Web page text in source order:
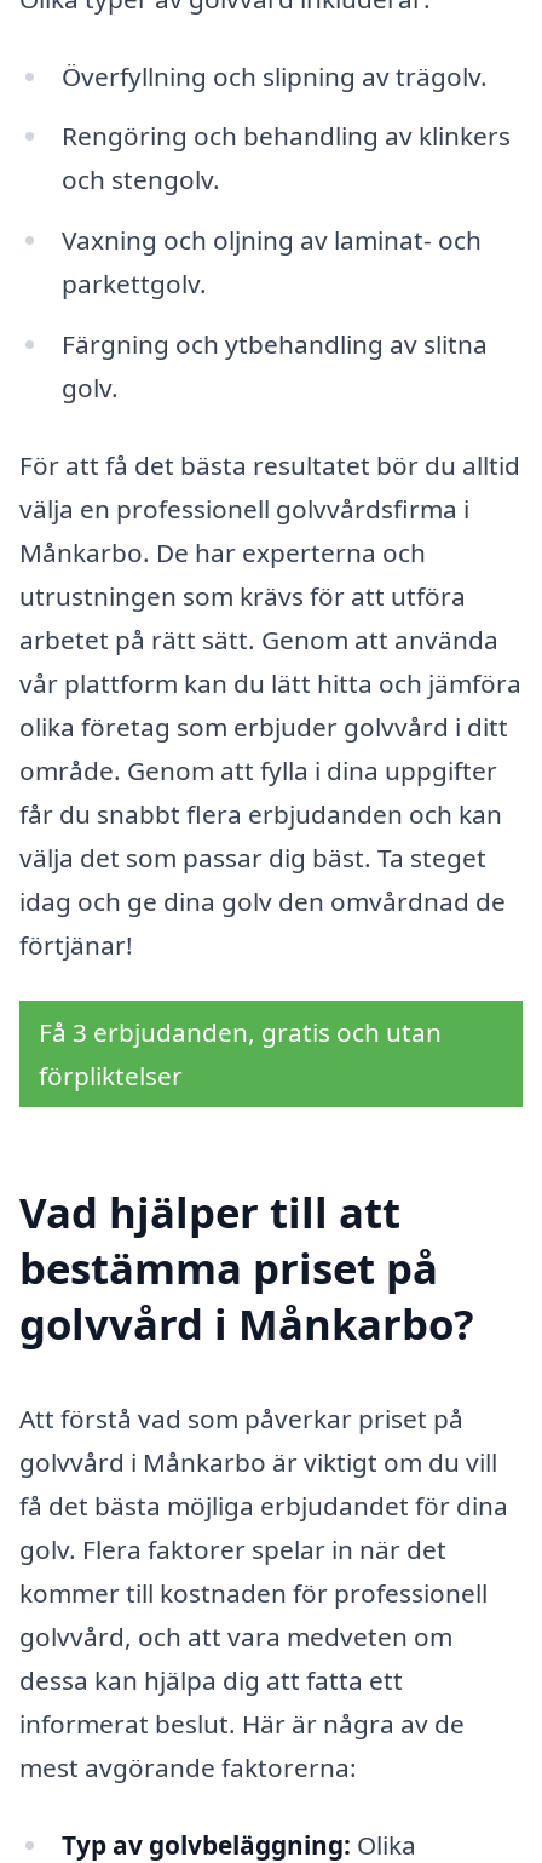
Överfyllning och slipning av trägolv.
Rengöring och behandling av klinkers
och stengolv.
Vaxning och oljning av laminat- och
parkettgolv.
Färgning och ytbehandling av slitna
golv.
För att få det bästa resultatet bör du alltid
välja en professionell golvvårdsfirma i
Månkarbo. De har experterna och
utrustningen som krävs för att utföra
arbetet på rätt sätt. Genom att använda
vår plattform kan du lätt hitta och jämföra
olika företag som erbjuder golvvård i ditt
område. Genom att fylla i dina uppgifter
får du snabbt flera erbjudanden och kan
välja det som passar dig bäst. Ta steget
idag och ge dina golv den omvårdnad de
förtjänar!
Få 3 erbjudanden, gratis och utan
förpliktelser
Vad hjälper till att
bestämma priset på
golvvård i Månkarbo?
Att förstå vad som påverkar priset på
golvvård i Månkarbo är viktigt om du vill
få det bästa möjliga erbjudandet för dina
golv. Flera faktorer spelar in när det
kommer till kostnaden för professionell
golvvård, och att vara medveten om
dessa kan hjälpa dig att fatta ett
informerat beslut. Här är några av de
mest avgörande faktorerna:
Typ av golvbeläggning: Olika